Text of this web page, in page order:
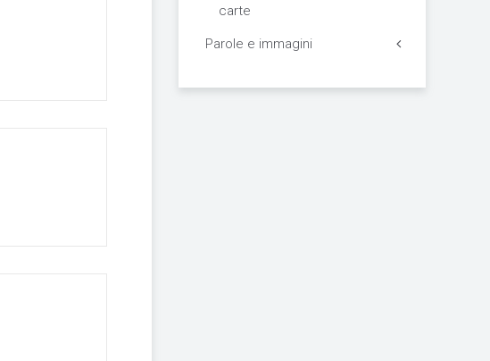
carte
Parole e immagini